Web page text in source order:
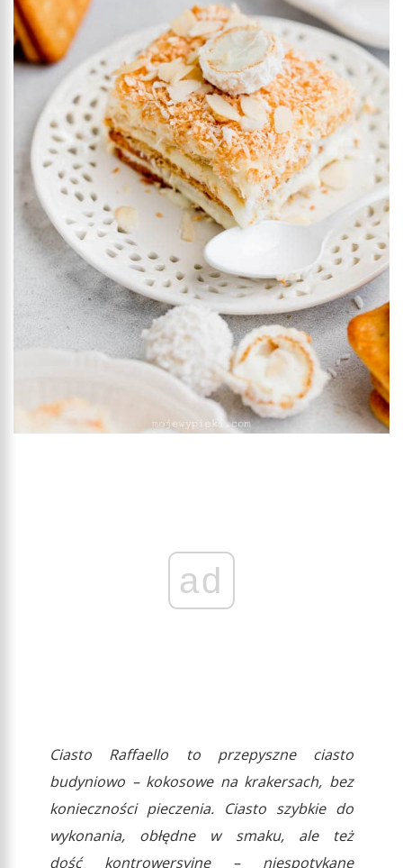
ad
Ciasto Raffaello to przepyszne ciasto
budyniowo – kokosowe na krakersach, bez
konieczności pieczenia. Ciasto szybkie do
wykonania, obłędne w smaku, ale też
dość kontrowersyjne – niespotykane